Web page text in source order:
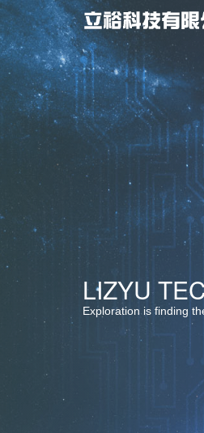
最佳服務
堅持品質 ‧ 卓越創新
LIZYU
Exploration is finding